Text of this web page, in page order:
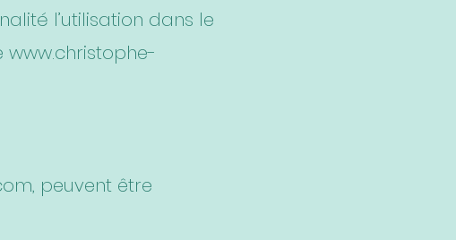
l’utilisation dans le
www.christophe-
, peuvent être